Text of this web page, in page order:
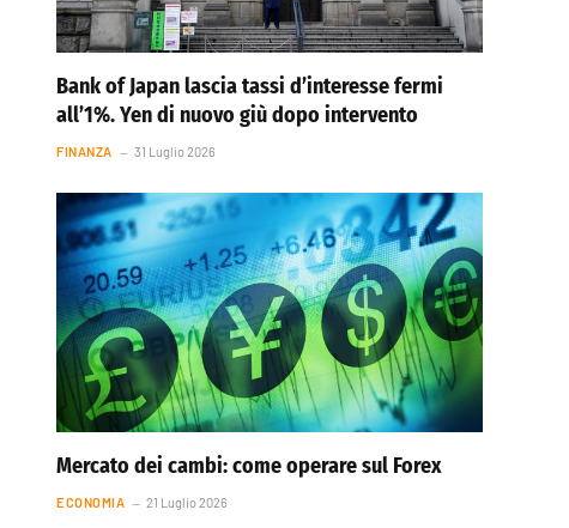
Bank of Japan lascia tassi d’interesse fermi
all’1%. Yen di nuovo giù dopo intervento
FINANZA 31 Luglio 2026
Mercato dei cambi: come operare sul Forex
ECONOMIA 21 Luglio 2026